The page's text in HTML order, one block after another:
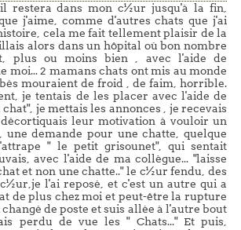
restera dans mon c½ur jusqu'à la fin,
j'aime, comme d'autres chats que j'ai
cela me fait tellement plaisir de la
alors dans un hôpital où bon nombre
plus ou moins bien , avec l'aide de
moi... 2 mamans chats ont mis au monde
mouraient de froid , de faim, horrible.
je tentais de les placer avec l'aide de
je mettais les annonces , je recevais
leur motivation à vouloir un
une demande pour une chatte, quelque
" le petit grisounet", qui sentait
avec l'aide de ma collègue... "laisse
et non une chatte.." le c½ur fendu, des
l'ai reposé, et c'est un autre qui a
de plus chez moi et peut-être la rupture
changé de poste et suis allée à l'autre bout
perdu de vue les " Chats..." Et puis,